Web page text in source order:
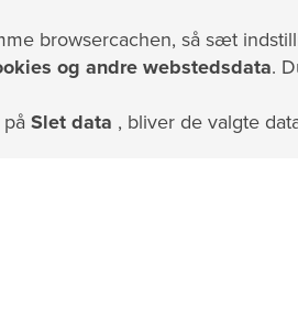
browsercachen, så sæt
og andre webstedsdata.
Slet data , bliver de valgte